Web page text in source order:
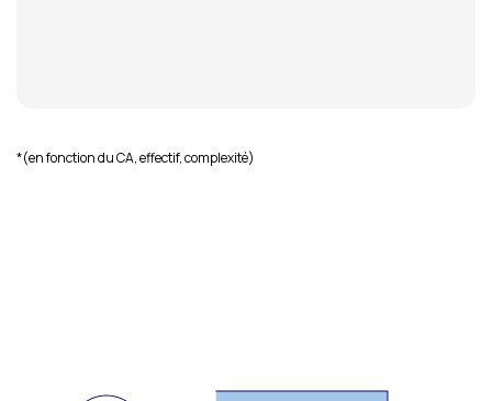
*(en fonction du CA, effectif, complexité)